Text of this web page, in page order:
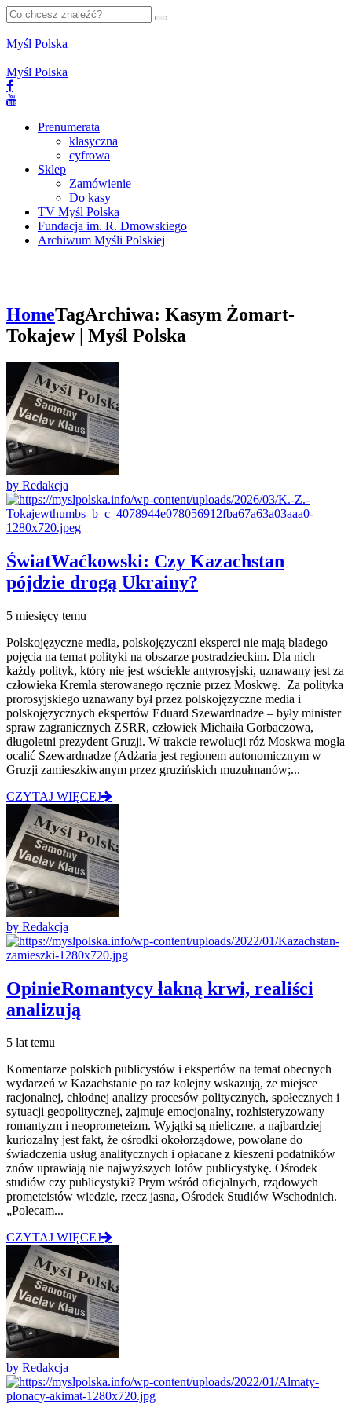
Myśl Polska
Myśl Polska
Prenumerata
klasyczna
cyfrowa
Sklep
Zamówienie
Do kasy
TV Myśl Polska
Fundacja im. R. Dmowskiego
Archiwum Myśli Polskiej
HomeTagArchiwa: Kasym Żomart-
Tokajew | Myśl Polska
by Redakcja
ŚwiatWaćkowski: Czy Kazachstan
pójdzie drogą Ukrainy?
5 miesięcy temu
Polskojęzyczne media, polskojęzyczni eksperci nie mają bladego
pojęcia na temat polityki na obszarze postradzieckim. Dla nich
każdy polityk, który nie jest wściekle antyrosyjski, uznawany jest za
człowieka Kremla sterowanego ręcznie przez Moskwę. Za polityka
prorosyjskiego uznawany był przez polskojęzyczne media i
polskojęzycznych ekspertów Eduard Szewardnadze – były minister
spraw zagranicznych ZSRR, człowiek Michaiła Gorbaczowa,
długoletni prezydent Gruzji. W trakcie rewolucji róż Moskwa mogła
ocalić Szewardnadze (Adżaria jest regionem autonomicznym w
Gruzji zamieszkiwanym przez gruzińskich muzułmanów;...
CZYTAJ WIĘCEJ
by Redakcja
OpinieRomantycy łakną krwi, realiści
analizują
5 lat temu
Komentarze polskich publicystów i ekspertów na temat obecnych
wydarzeń w Kazachstanie po raz kolejny wskazują, że miejsce
racjonalnej, chłodnej analizy procesów politycznych, społecznych i
sytuacji geopolitycznej, zajmuje emocjonalny, rozhisteryzowany
romantyzm i neoprometeizm. Wyjątki są nieliczne, a najbardziej
kuriozalny jest fakt, że ośrodki okołorządowe, powołane do
świadczenia usług analitycznych i opłacane z kieszeni podatników
znów uprawiają nie najwyższych lotów publicystykę. Ośrodek
studiów czy publicystyki? Prym wśród oficjalnych, rządowych
prometeistów wiedzie, rzecz jasna, Ośrodek Studiów Wschodnich.
„Polecam...
CZYTAJ WIĘCEJ
by Redakcja